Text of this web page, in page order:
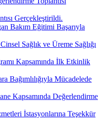
Gerçekleştirildi.
Bakım Eğitimi Başarıyla
Sağlık ve Üreme Sağlığı
Kapsamında İlk Etkinlik
Bağımlılığıyla Mücadelede
Kapsamında Değerlendirme
İstasyonlarına Teşekkür